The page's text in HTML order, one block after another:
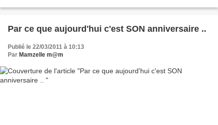
Par ce que aujourd'hui c'est SON anniversaire ..
Publié le 22/03/2011 à 10:13
Par Mamzelle m@m